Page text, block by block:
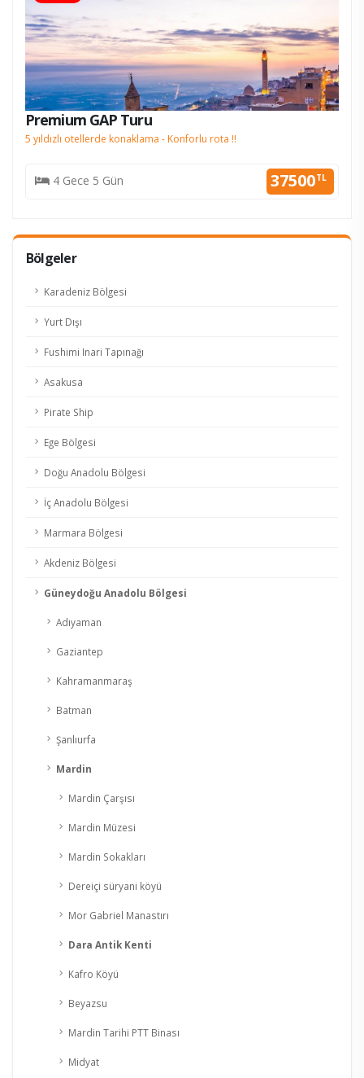
Bölgeler
Karadeniz Bölgesi
Yurt Dışı
Fushimi Inari Tapınağı
Asakusa
Pirate Ship
Ege Bölgesi
Doğu Anadolu Bölgesi
İç Anadolu Bölgesi
Marmara Bölgesi
Akdeniz Bölgesi
Güneydoğu Anadolu Bölgesi
Adıyaman
Gaziantep
Kahramanmaraş
Batman
Şanlıurfa
Mardin
Mardin Çarşısı
Mardin Müzesi
Mardin Sokakları
Dereiçi süryani köyü
Mor Gabriel Manastırı
Dara Antik Kenti
Kafro Köyü
Beyazsu
Mardin Tarihi PTT Binası
Midyat
Premium GAP Turu
5 yıldızlı otellerde konaklama - Konforlu rota !!
4 Gece 5 Gün 37500TL